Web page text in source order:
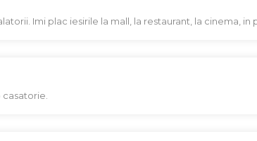
Imi plac iesirile la mall, la restaurant, la cinema, in